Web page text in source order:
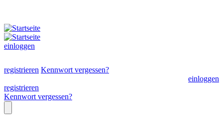
einloggen
registrieren Kennwort vergessen?
einloggen
registrieren
Kennwort vergessen?